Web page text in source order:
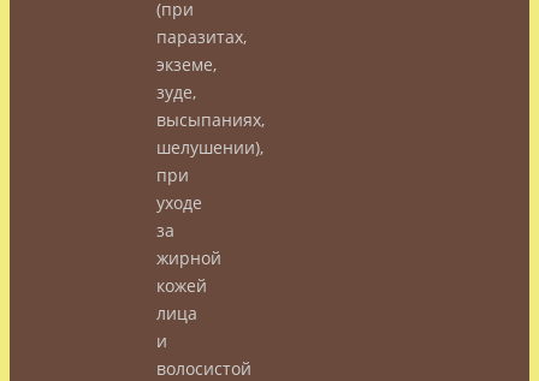
(при
паразитах,
экземе,
зуде,
высыпаниях,
шелушении),
при
уходе
за
жирной
кожей
лица
и
волосистой